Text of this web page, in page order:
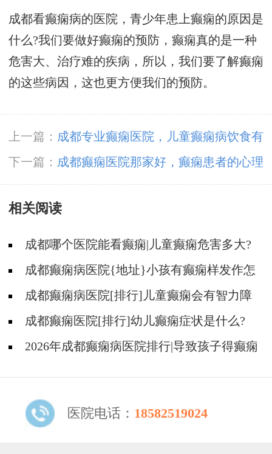
成都看癫痫病的医院，青少年患上癫痫的原因是
什么?我们要做好癫痫的预防，癫痫真的是一种
危害大、治疗难的疾病，所以，我们要了解癫痫
的这些病因，这也更方便我们的预防。
上一篇： 成都专业癫痫医院，儿童癫痫病饮食有
什么?
下一篇： 成都癫痫医院那家好，癫痫患者的心理
护理?
相关阅读
成都哪个医院能看癫痫|儿童癫痫危害多大?
成都癫痫病医院{地址}小孩有癫痫样发作怎
么办?成都癫痫病医院[排行]儿童癫痫会有智力障
碍吗?成都癫痫医院[排行]幼儿癫痫症状是什么?
2026年成都癫痫病医院排行|导致孩子得癫痫
医院电话： 18582519024